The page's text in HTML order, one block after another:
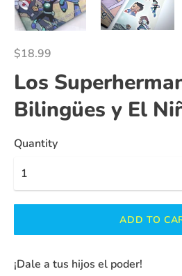
$18.99
Los
Bilingües y El
Quantity
ADD TO
¡Dale a tus hijos el poder!